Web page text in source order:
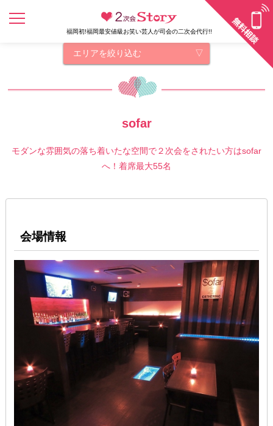
福岡初!福岡最安値級お笑い芸人が司会の二次会代行!!
エリアを絞り込む
sofar
モダンな雰囲気の落ち着いたな空間で２次会をされたい方はsofar
へ！着席最大55名
会場情報